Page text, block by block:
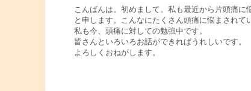
こんばんは。初めまして。私も最近から片頭痛に
と申します。こんなにたくさん頭痛に悩まされて
私も今、頭痛に対しての勉強中です。
皆さんといろいろお話ができればうれしいです。
よろしくおねがします。